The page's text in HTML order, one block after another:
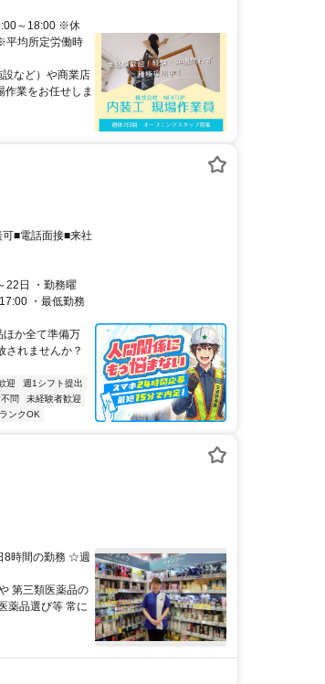
～18:00 ※休
平均所定労働時
など）や商業店
業をお任せしま
■電話面接■来社
22日 ・勤務曜
・最低勤務
ほか全て準備万
れませんか？
迎
週1シフト提出
問
未経験者歓迎
ンクOK
8時間の勤務 ☆週
第三類医薬品の
薬品選び等 常に